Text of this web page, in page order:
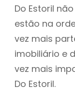
Do Estoril
estão na
vez mais
imobiliário e
vez mais
Do Estoril.